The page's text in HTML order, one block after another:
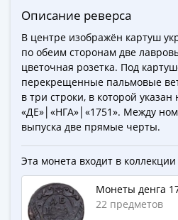
Серебряные
золотые
Города
трудовой
доблести
Освобожденные
Города-
столицы
Европы
Наборы
Описание реверса
В центре изображён картуш
по обеим сторонам две
цветочная розетка. Под
перекрещенные пальмовые
в три строки, в которой
«ДЕ»│«НГА»│«1751». Между
выпуска две прямые черты.
Эта монета входит в коллекции
Монеты денга
22 предметов